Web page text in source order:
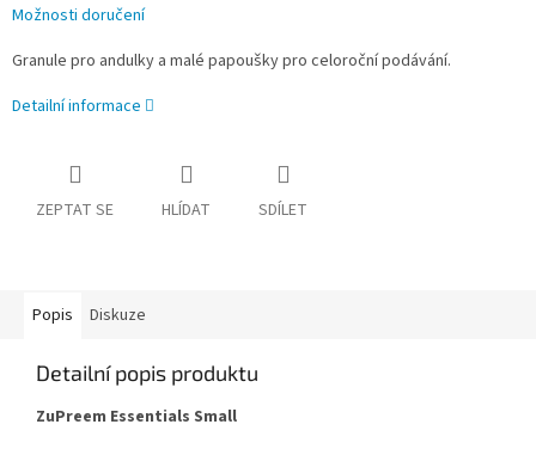
Možnosti doručení
Granule pro andulky a malé papoušky pro celoroční podávání.
Detailní informace
ZEPTAT SE HLÍDAT SDÍLET
Popis Diskuze
Detailní popis produktu
ZuPreem Essentials Small